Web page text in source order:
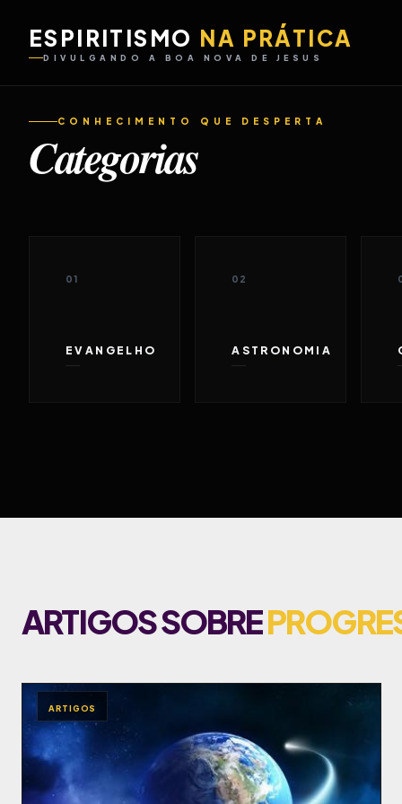
ESPIRITISMO NA PRÁTICA
DIVULGANDO A BOA NOVA DE JESUS
CONHECIMENTO QUE DESPERTA
Categorias
01
EVANGELHO
02
ASTRONOMIA
ARTIGOS SOBRE
ARTIGOS